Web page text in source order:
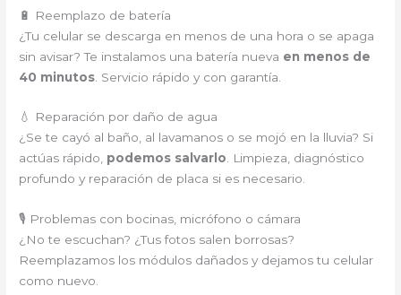
🔋 Reemplazo de batería
¿Tu celular se descarga en menos de una hora o se apaga
sin avisar? Te instalamos una batería nueva en menos de
40 minutos . Servicio rápido y con garantía.
💧 Reparación por daño de agua
¿Se te cayó al baño, al lavamanos o se mojó en la lluvia? Si
actúas rápido, podemos salvarlo. Limpieza, diagnóstico
profundo y reparación de placa si es necesario.
🎙️ Problemas con bocinas, micrófono o cámara
¿No te escuchan? ¿Tus fotos salen borrosas?
Reemplazamos los módulos dañados y dejamos tu celular
como nuevo.